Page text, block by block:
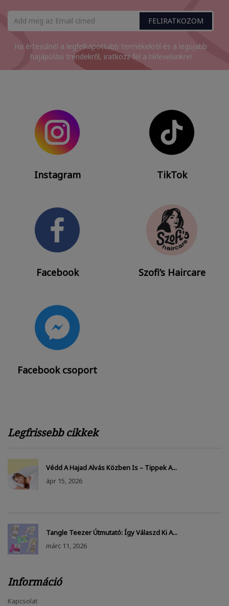
FELIRATKOZOM
Ha értesülnél a legfelkapottabb termékekről és a legújabb
hajápolási trendekről, iratkozz fel a hírlevelünkre!
Instagram TikTok
Facebook Szofi’s Haircare
Facebook csoport
Legfrissebb cikkek
Védd A Hajad Alvás Közben Is – Tippek A...
ápr 15, 2026
Tangle Teezer Útmutató: Így Válaszd Ki A...
márc 11, 2026
Információ
Kapcsolat